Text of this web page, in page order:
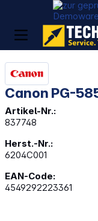
Canon PG-
Artikel-Nr.:
837748
Herst.-Nr.:
6204C001
EAN-Code:
4549292223361